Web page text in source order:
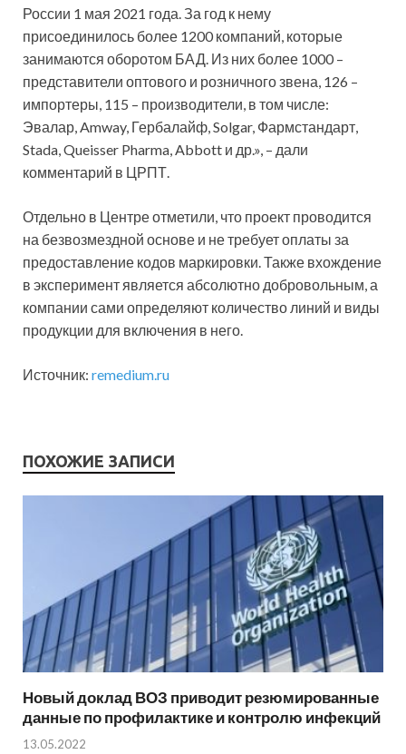
России 1 мая 2021 года. За год к нему
присоединилось более 1200 компаний, которые
занимаются оборотом БАД. Из них более 1000 –
представители оптового и розничного звена, 126 –
импортеры, 115 – производители, в том числе:
Эвалар, Amway, Гербалайф, Solgar, Фармстандарт,
Stada, Queisser Pharma, Abbott и др.», – дали
комментарий в ЦРПТ.
Отдельно в Центре отметили, что проект проводится
на безвозмездной основе и не требует оплаты за
предоставление кодов маркировки. Также вхождение
в эксперимент является абсолютно добровольным, а
компании сами определяют количество линий и виды
продукции для включения в него.
Источник: remedium.ru
ПОХОЖИЕ ЗАПИСИ
Новый доклад ВОЗ приводит резюмированные
данные по профилактике и контролю инфекций
13.05.2022